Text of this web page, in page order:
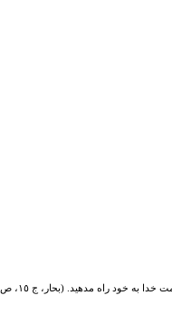
به خود راه مدهید. (بحار، ج ١٥، ص ١٢٣)